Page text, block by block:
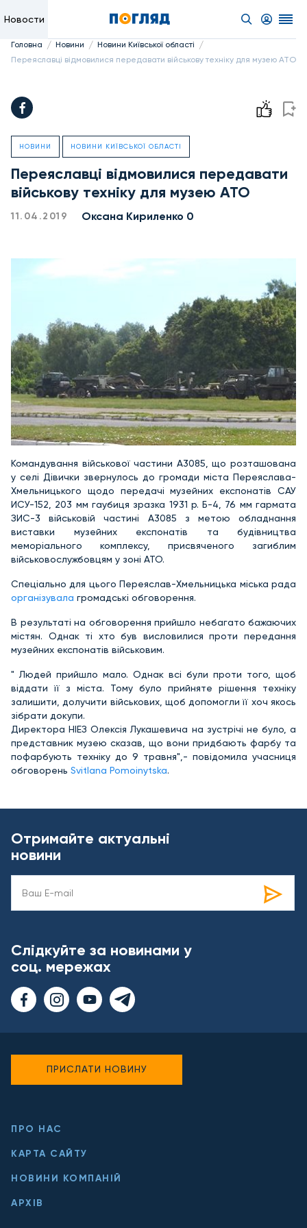
Новости
Головна / Новини / Новини Київської області /
Переяславці відмовилися передавати військову техніку для музею АТО
НОВИНИ НОВИНИ КИЇВСЬКОЇ ОБЛАСТІ
Переяславці відмовилися передавати
військову техніку для музею АТО
11.04.2019 Оксана Кириленко 0
Командування військової частини А3085, що розташована
у селі Дівички звернулось до громади міста Переяслава-
Хмельницького щодо передачі музейних експонатів САУ
ИСУ-152, 203 мм гаубиця зразка 1931 р. Б-4, 76 мм гармата
ЗИС-3 військовій частині А3085 з метою обладнання
виставки музейних експонатів та будівництва
меморіального комплексу, присвяченого загиблим
військовослужбовцям у зоні АТО.
Спеціально для цього Переяслав-Хмельницька міська рада
організувала громадські обговорення.
В результаті на обговорення прийшло небагато бажаючих
містян. Однак ті хто був висловилися проти передання
музейних експонатів військовим.
" Людей прийшло мало. Однак всі були проти того, щоб
віддати її з міста. Тому було прийняте рішення техніку
залишити, долучити військових, щоб допомогли її хоч якось
зібрати докупи.
Директора НІЕЗ Олексія Лукашевича на зустрічі не було, а
представник музею сказав, що вони придбають фарбу та
пофарбують техніку до 9 травня",- повідомила учасниця
обговорень Svitlana Pomoinytska‎.
Отримайте актуальні
новини
Слідкуйте за новинами у
соц. мережах
ПРО НАС
КАРТА САЙТУ
НОВИНИ КОМПАНІЙ
АРХІВ
ПРИСЛАТИ НОВИНУ